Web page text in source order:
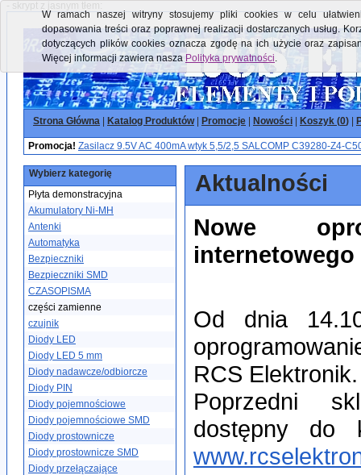
- skrypt z jasnym tłem:
Strona Główna Katalog Produktów| Promocje Nowości Koszyk (0)
Promocja! Zasilacz 9.5V AC 400mA wtyk 5,5/2,5 SALCOMP C39280-Z4-
Wybierz kategorię
Płyta demonstracyjna
Akumulatory Ni-MH
Antenki
Automatyka
Bezpieczniki
Bezpieczniki SMD
CZASOPISMA
części zamienne
czujnik
Diody LED
Diody LED 5 mm
Diody nadawcze/odbiorcze
Diody PIN
Diody pojemnościowe
Diody pojemnościowe SMD
Diody prostownicze
Diody prostownicze SMD
Diody przełączające
Aktualności
Nowe
internetowego
Od dnia
RCS Elektronik.
Poprzedni
dostępny do
W ramach naszej witryny stosujemy pliki cookies w celu
dopasowania treści oraz poprawnej realizacji dostarczanych usług.
dotyczących plików cookies oznacza zgodę na ich użycie oraz
Więcej informacji zawiera nasza Polityka prywatności.